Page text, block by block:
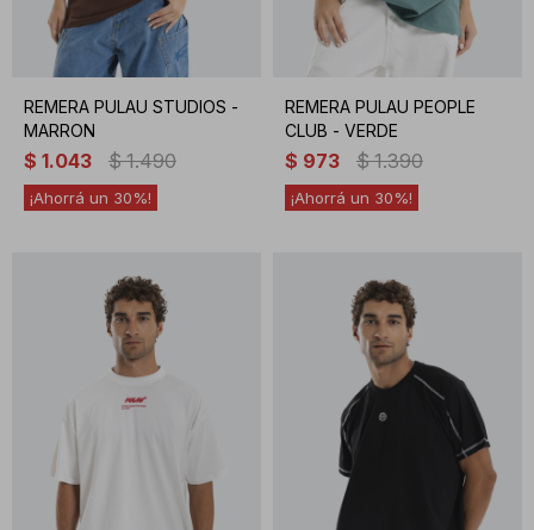
REMERA PULAU STUDIOS -
MARRON
$ 1.043 $ 1.490
30
REMERA PULAU PEOPLE
CLUB - VERDE
$ 973 $ 1.390
30